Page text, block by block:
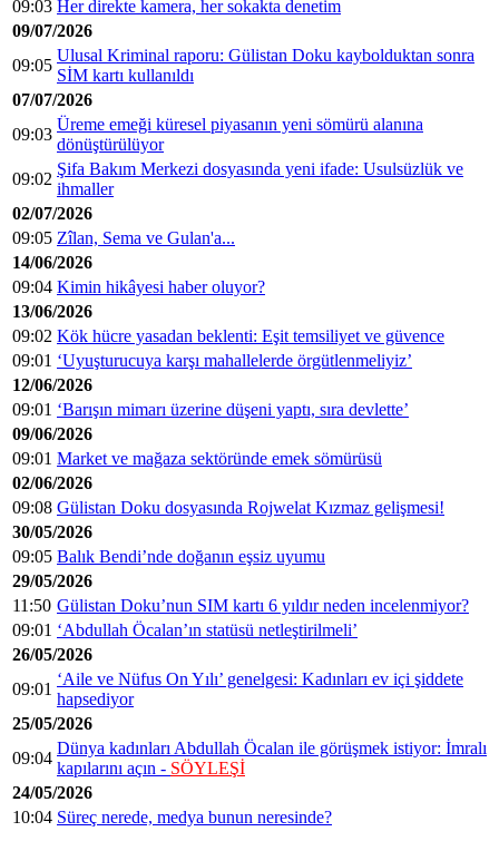
09:03 Her direkte kamera, her sokakta denetim
09/07/2026
09:05
Ulusal Kriminal raporu: Gülistan Doku kaybolduktan sonra
SİM kartı kullanıldı
07/07/2026
09:03
Üreme emeği küresel piyasanın yeni sömürü alanına
dönüştürülüyor
09:02
Şifa Bakım Merkezi dosyasında yeni ifade: Usulsüzlük ve
ihmaller
02/07/2026
09:05 Zîlan, Sema ve Gulan'a...
14/06/2026
09:04 Kimin hikâyesi haber oluyor?
13/06/2026
09:02 Kök hücre yasadan beklenti: Eşit temsiliyet ve güvence
09:01 ‘Uyuşturucuya karşı mahallelerde örgütlenmeliyiz’
12/06/2026
09:01 ‘Barışın mimarı üzerine düşeni yaptı, sıra devlette’
09/06/2026
09:01 Market ve mağaza sektöründe emek sömürüsü
02/06/2026
09:08 Gülistan Doku dosyasında Rojwelat Kızmaz gelişmesi!
30/05/2026
09:05 Balık Bendi’nde doğanın eşsiz uyumu
29/05/2026
11:50 Gülistan Doku’nun SIM kartı 6 yıldır neden incelenmiyor?
09:01 ‘Abdullah Öcalan’ın statüsü netleştirilmeli’
26/05/2026
09:01
‘Aile ve Nüfus On Yılı’ genelgesi: Kadınları ev içi şiddete
hapsediyor
25/05/2026
09:04
Dünya kadınları Abdullah Öcalan ile görüşmek istiyor: İmralı
kapılarını açın - SÖYLEŞİ
24/05/2026
10:04 Süreç nerede, medya bunun neresinde?